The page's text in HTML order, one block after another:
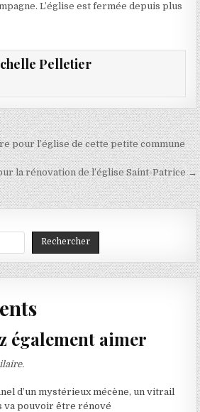
L’église est fermée depuis plus
Pelletier
pour l’église de cette petite commune
la rénovation de l’église Saint-Patrice →
Rechercher
également aimer
d’un mystérieux mécène, un vitrail
va pouvoir être rénové